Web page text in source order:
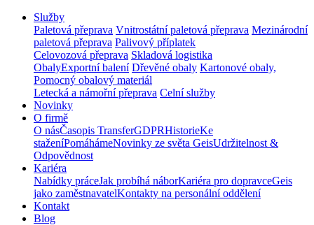
Služby
Paletová přeprava Vnitrostátní paletová přeprava Mezinárodní
paletová přeprava Palivový příplatek
Celovozová přeprava Skladová logistika
ObalyExportní balení Dřevěné obaly Kartonové obaly,
Pomocný obalový materiál
Letecká a námořní přeprava Celní služby
Novinky
O firmě
O násČasopis TransferGDPRHistorieKe
staženíPomáhámeNovinky ze světa GeisUdržitelnost &
Odpovědnost
Kariéra
Nabídky práceJak probíhá náborKariéra pro dopravceGeis
jako zaměstnavatelKontakty na personální oddělení
Kontakt
Blog